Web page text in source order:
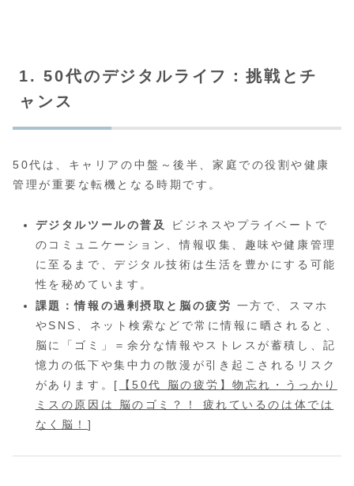
1. 50代のデジタルライフ：挑戦とチ
ャンス
50代は、キャリアの中盤～後半、家庭での役割や健康
管理が重要な転機となる時期です。
デジタルツールの普及
ビジネスやプライベートで
のコミュニケーション、情報収集、趣味や健康管理
に至るまで、デジタル技術は生活を豊かにする可能
性を秘めています。
課題：情報の過剰摂取と脳の疲労 一方で、スマホ
やSNS、ネット検索などで常に情報に晒されると、
脳に「ゴミ」＝余分な情報やストレスが蓄積し、記
憶力の低下や集中力の散漫が引き起こされるリスク
があります。[
【50代 脳の疲労】物忘れ・うっかり
ミスの原因は 脳のゴミ？！ 疲れているのは体では
なく脳！]